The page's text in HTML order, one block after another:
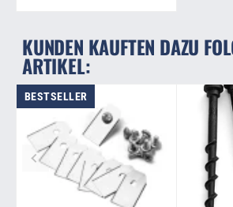
KUNDEN KAUFTEN DAZU
ARTIKEL:
BESTSELLER